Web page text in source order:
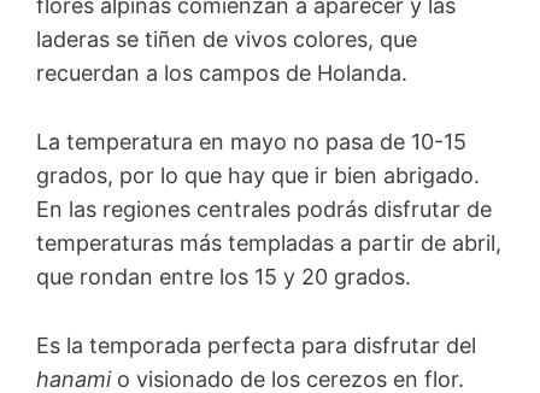
flores alpinas comienzan a aparecer y las
laderas se tiñen de vivos colores, que
recuerdan a los campos de Holanda.
La temperatura en mayo no pasa de 10-15
grados, por lo que hay que ir bien abrigado.
En las regiones centrales podrás disfrutar de
temperaturas más templadas a partir de abril,
que rondan entre los 15 y 20 grados.
Es la temporada perfecta para disfrutar del
hanamio visionado de los cerezos en flor.